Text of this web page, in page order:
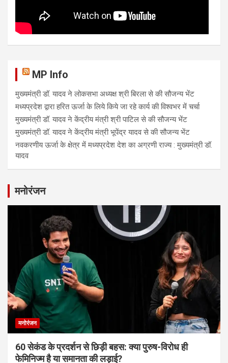
MP Info
मुख्यमंत्री डॉ. यादव ने लोकसभा अध्यक्ष श्री बिरला से की सौजन्य भेंट
मध्यप्रदेश द्वारा हरित ऊर्जा के लिये किये जा रहे कार्य की विश्वभर में चर्चा
मुख्यमंत्री डॉ. यादव ने केंद्रीय मंत्री श्री पाटिल से की सौजन्य भेंट
मुख्यमंत्री डॉ. यादव ने केंद्रीय मंत्री भूपेंद्र यादव से की सौजन्य भेंट
नवकरणीय ऊर्जा के क्षेत्र में मध्यप्रदेश देश का अग्रणी राज्य : मुख्यमंत्री डॉ.
यादव
मनोरंजन
मनोरंजन
60 सेकंड के प्रदर्शन से छिड़ी बहस: क्या पुरुष-विरोध ही
फेमिनिज्म है या समानता की लड़ाई?